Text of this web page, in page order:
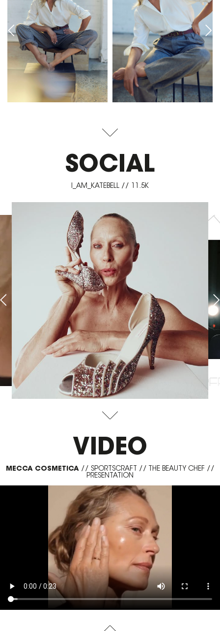
SOCIAL
I_AM_KATEBELL // 11.5K
VIDEO
MECCA COSMETICA// SPORTSCRAFT // THE BEAUTY CHEF //
PRESENTATION